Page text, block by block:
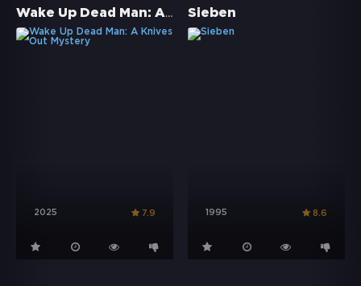
Wake Up Dead Man: A Knives Out Mystery
2025 7.9
Sieben
1995 8.6